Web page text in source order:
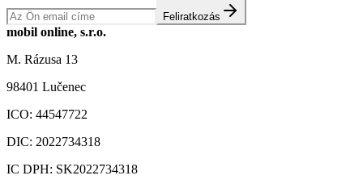
Feliratkozás
mobil online, s.r.o.
M. Rázusa 13
98401 Lučenec
ICO: 44547722
DIC: 2022734318
IC DPH: SK2022734318